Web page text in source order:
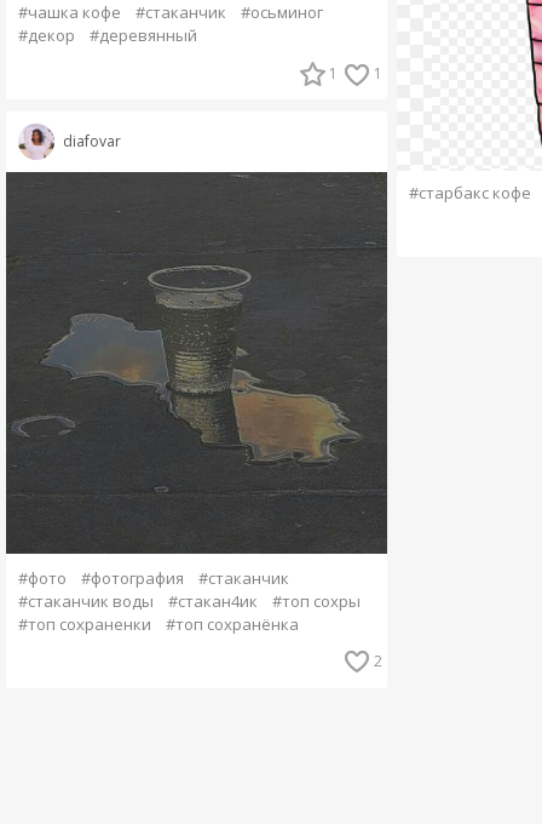
#чашка кофе #стаканчик
#осьминог
#декор
#деревянный
1 1
diafovar
#фото #фотография
#стаканчик
#стаканчик воды
#стакан4ик
#топ сохры
#топ сохраненки
#топ сохранёнка
2
#старбакс кофе